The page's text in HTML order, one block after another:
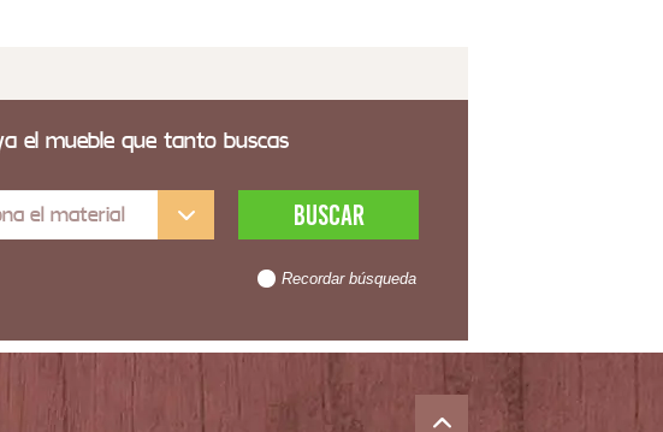
el mueble que tanto buscas
el material
Recordar búsqueda